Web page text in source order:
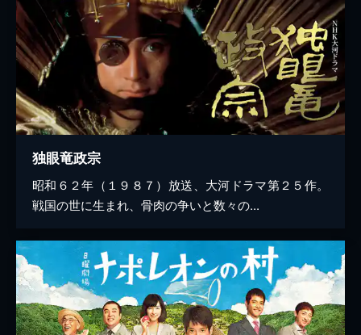
独眼竜政宗
昭和６２年（１９８７）放送、大河ドラマ第２５作。
戦国の世に生まれ、骨肉の争いと数々の...